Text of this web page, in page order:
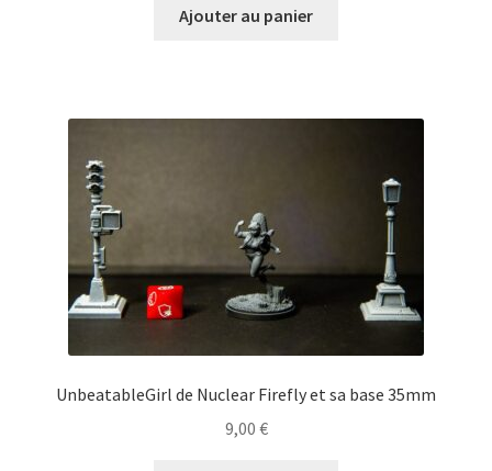
Ajouter au panier
UnbeatableGirl de Nuclear Firefly et sa base 35mm
9,00 €